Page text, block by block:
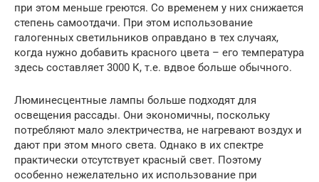
при этом меньше греются. Со временем у них снижается
степень самоотдачи. При этом использование
галогенных светильников оправдано в тех случаях,
когда нужно добавить красного цвета – его температура
здесь составляет 3000 К, т.е. вдвое больше обычного.
Люминесцентные лампы больше подходят для
освещения рассады. Они экономичны, поскольку
потребляют мало электричества, не нагревают воздух и
дают при этом много света. Однако в их спектре
практически отсутствует красный свет. Поэтому
особенно нежелательно их использование при